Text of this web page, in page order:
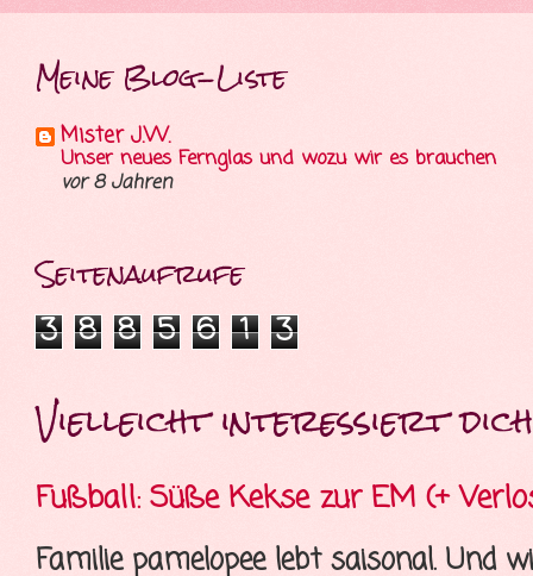
Meine Blog-Liste
Mister J.W.
Unser neues Fernglas und wozu wir es brauchen
vor 8 Jahren
Seitenaufrufe
3 8 8 5 6 1 3
Vielleicht interessiert dich
Fußball: Süße Kekse zur EM (+
Familie pamelopee lebt saisonal. Und